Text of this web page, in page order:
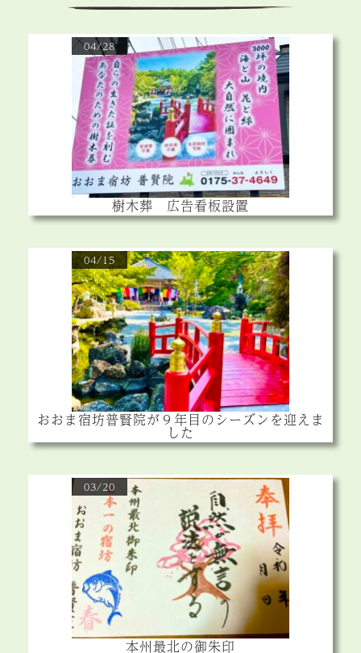
04/28
樹木葬 広告看板設置
04/15
おおま宿坊普賢院が９年目のシーズンを迎えま
した
03/20
本州最北の御朱印